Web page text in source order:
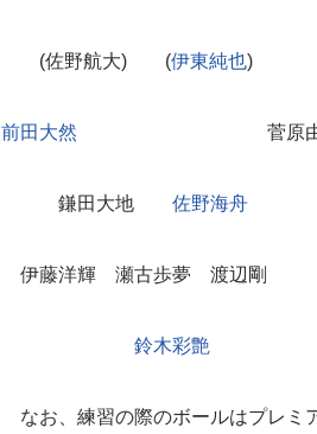
(佐野航大) (伊東純也)
前田大然 菅原由
鎌田大地 佐野海舟
伊藤洋輝 瀬古歩夢 渡辺剛
鈴木彩艶
なお、練習の際のボールはプレミ